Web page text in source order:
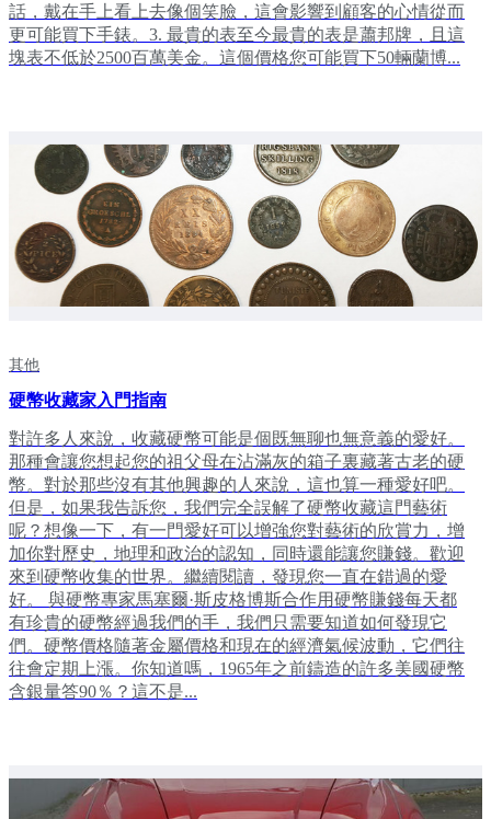
話，戴在手上看上去像個笑臉，這會影響到顧客的心情從而
更可能買下手錶。3. 最貴的表至今最貴的表是蕭邦牌，且這
塊表不低於2500百萬美金。這個價格您可能買下50輛蘭博...
其他
硬幣收藏家入門指南
對許多人來說，收藏硬幣可能是個既無聊也無意義的愛好。
那種會讓您想起您的祖父母在沾滿灰的箱子裏藏著古老的硬
幣。對於那些沒有其他興趣的人來說，這也算一種愛好吧。
但是，如果我告訴您，我們完全誤解了硬幣收藏這門藝術
呢？想像一下，有一門愛好可以增強您對藝術的欣賞力，增
加你對歷史，地理和政治的認知，同時還能讓您賺錢。歡迎
來到硬幣收集的世界。繼續閱讀，發現您一直在錯過的愛
好。 與硬幣專家馬塞爾·斯皮格博斯合作用硬幣賺錢每天都
有珍貴的硬幣經過我們的手，我們只需要知道如何發現它
們。硬幣價格隨著金屬價格和現在的經濟氣候波動，它們往
往會定期上漲。你知道嗎，1965年之前鑄造的許多美國硬幣
含銀量答90％？這不是...